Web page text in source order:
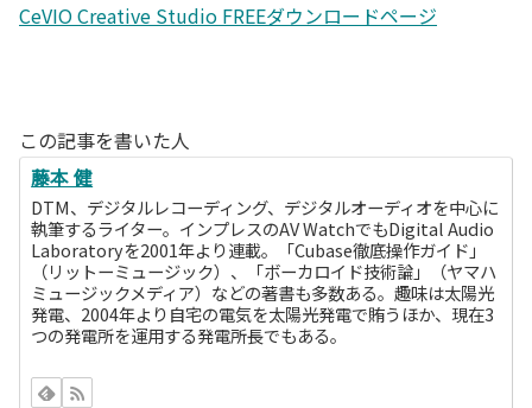
CeVIO Creative Studio FREEダウンロードページ
この記事を書いた人
藤本 健
DTM、デジタルレコーディング、デジタルオーディオを中心に
執筆するライター。インプレスのAV WatchでもDigital Audio
Laboratoryを2001年より連載。「Cubase徹底操作ガイド」
（リットーミュージック）、「ボーカロイド技術論」（ヤマハ
ミュージックメディア）などの著書も多数ある。趣味は太陽光
発電、2004年より自宅の電気を太陽光発電で賄うほか、現在3
つの発電所を運用する発電所長でもある。